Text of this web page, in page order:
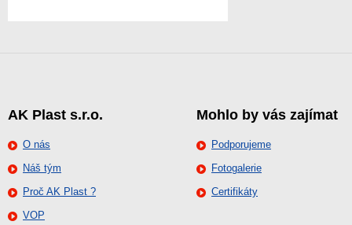
AK Plast s.r.o.
O nás
Náš tým
Proč AK Plast ?
VOP
Mohlo by vás zajímat
Podporujeme
Fotogalerie
Certifikáty